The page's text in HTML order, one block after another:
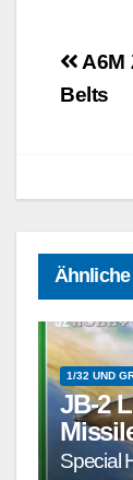
A6M
Belts
1/32 UND
JB-2
Special